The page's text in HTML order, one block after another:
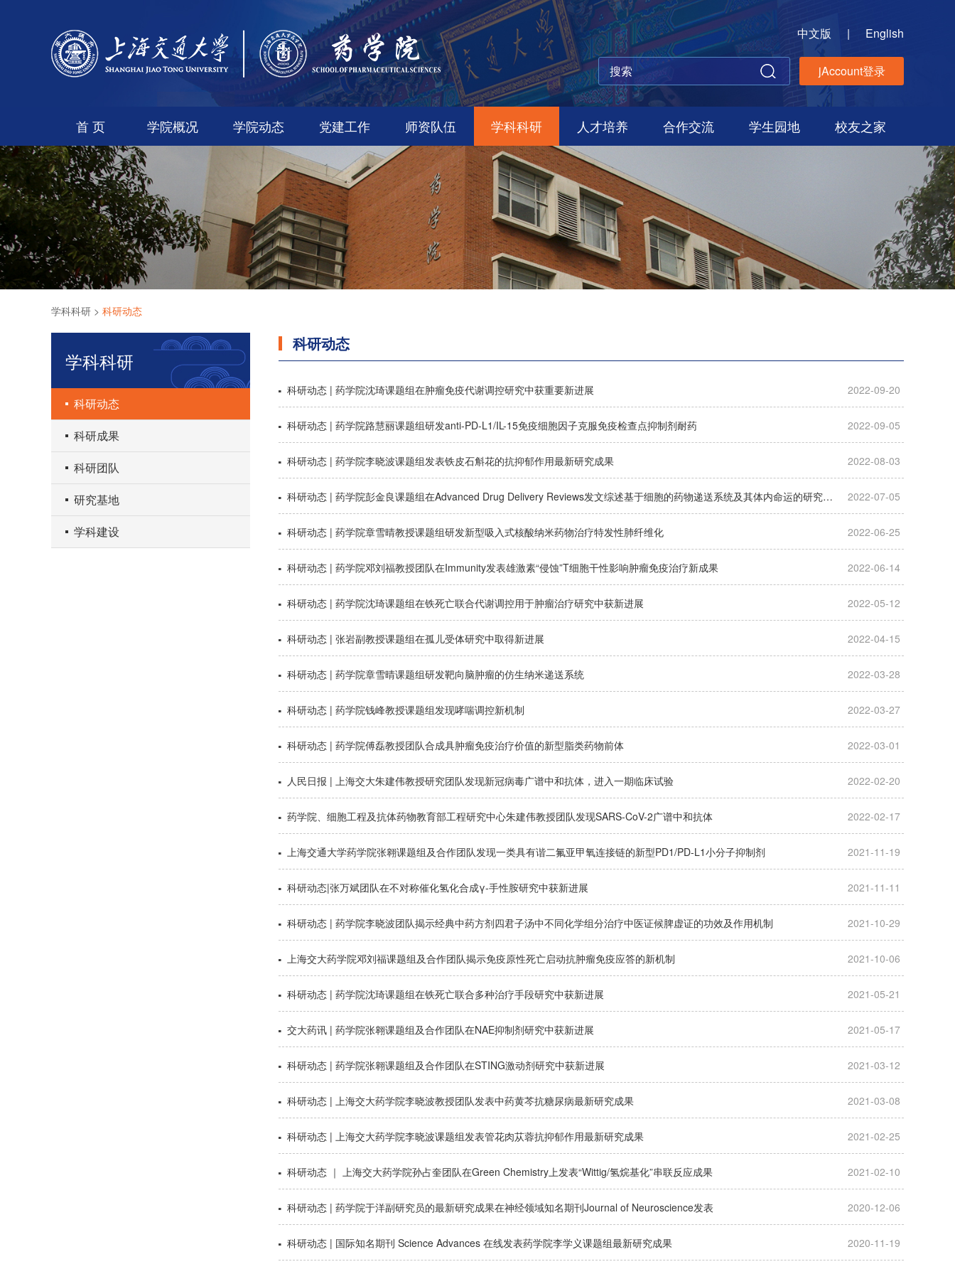
中文版 | English
jAccount登录
首 页 学院概况 学院动态 党建工作 师资队伍 学科科研 人才培养 合作交流 学生园地 校友之家
学科科研 > 科研动态
学科科研
科研动态
科研成果
科研团队
研究基地
学科建设
科研动态
科研动态 | 药学院沈琦课题组在肿瘤免疫代谢调控研究中获重要新进展 2022-09-20
科研动态 | 药学院路慧丽课题组研发anti-PD-L1/IL-15免疫细胞因子克服免疫检查点抑制剂耐药 2022-09-05
科研动态 | 药学院李晓波课题组发表铁皮石斛花的抗抑郁作用最新研究成果 2022-08-03
科研动态 | 药学院彭金良课题组在Advanced Drug Delivery Reviews发文综述基于细胞的药物递送系统及其体内命运的研究进展 2022-07-05
科研动态 | 药学院章雪晴教授课题组研发新型吸入式核酸纳米药物治疗特发性肺纤维化 2022-06-25
科研动态 | 药学院邓刘福教授团队在Immunity发表雄激素“侵蚀”T细胞干性影响肿瘤免疫治疗新成果 2022-06-14
科研动态 | 药学院沈琦课题组在铁死亡联合代谢调控用于肿瘤治疗研究中获新进展 2022-05-12
科研动态 | 张岩副教授课题组在孤儿受体研究中取得新进展 2022-04-15
科研动态 | 药学院章雪晴课题组研发靶向脑肿瘤的仿生纳米递送系统 2022-03-28
科研动态 | 药学院钱峰教授课题组发现哮喘调控新机制 2022-03-27
科研动态 | 药学院傅磊教授团队合成具肿瘤免疫治疗价值的新型脂类药物前体 2022-03-01
人民日报 | 上海交大朱建伟教授研究团队发现新冠病毒广谱中和抗体，进入一期临床试验 2022-02-20
药学院、细胞工程及抗体药物教育部工程研究中心朱建伟教授团队发现SARS-CoV-2广谱中和抗体 2022-02-17
上海交通大学药学院张翱课题组及合作团队发现一类具有谐二氟亚甲氧连接链的新型PD1/PD-L1小分子抑制剂 2021-11-19
科研动态|张万斌团队在不对称催化氢化合成γ-手性胺研究中获新进展 2021-11-11
科研动态 | 药学院李晓波团队揭示经典中药方剂四君子汤中不同化学组分治疗中医证候脾虚证的功效及作用机制 2021-10-29
上海交大药学院邓刘福课题组及合作团队揭示免疫原性死亡启动抗肿瘤免疫应答的新机制 2021-10-06
科研动态 | 药学院沈琦课题组在铁死亡联合多种治疗手段研究中获新进展 2021-05-21
交大药讯 | 药学院张翱课题组及合作团队在NAE抑制剂研究中获新进展 2021-05-17
科研动态 | 药学院张翱课题组及合作团队在STING激动剂研究中获新进展 2021-03-12
科研动态 | 上海交大药学院李晓波教授团队发表中药黄芩抗糖尿病最新研究成果 2021-03-08
科研动态 | 上海交大药学院李晓波课题组发表管花肉苁蓉抗抑郁作用最新研究成果 2021-02-25
科研动态 ｜ 上海交大药学院孙占奎团队在Green Chemistry上发表“Wittig/氢烷基化”串联反应成果 2021-02-10
科研动态 | 药学院于洋副研究员的最新研究成果在神经领域知名期刊Journal of Neuroscience发表 2020-12-06
科研动态 | 国际知名期刊 Science Advances 在线发表药学院李学义课题组最新研究成果 2020-11-19